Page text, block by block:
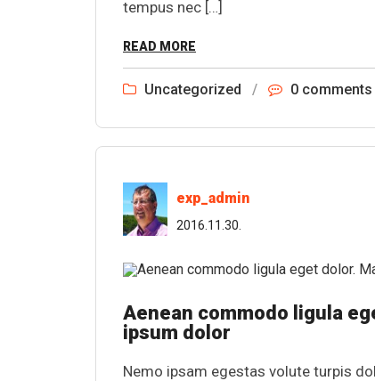
tempus nec […]
READ MORE
Uncategorized / 0 comments
exp_admin
2016.11.30.
Aenean commodo ligula
ipsum dolor
Nemo ipsam egestas volute turpis